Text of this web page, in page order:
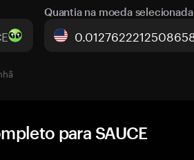
Quantia na moeda selecionada
para SAUCE